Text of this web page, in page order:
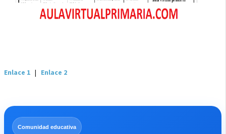
Enlace 1 | Enlace 2
Comunidad educativa